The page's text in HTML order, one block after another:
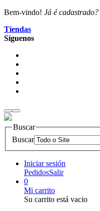
Bem-vindo! Já é cadastrado?
Tiendas
Síguenos
Buscar
Buscar
Iniciar sesión
PedidosSalir
0
Mi carrito
Su carrito está vacio